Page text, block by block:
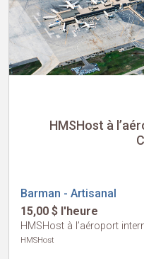
HMSHost à
Barman - Artisanal
15,00 $ l'heure
HMSHost à l’aéroport
HMSHost